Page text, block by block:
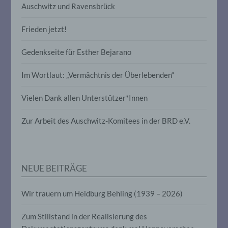
Auschwitz und Ravensbrück
Frieden jetzt!
Gedenkseite für Esther Bejarano
Im Wortlaut: „Vermächtnis der Überlebenden“
Vielen Dank allen Unterstützer*Innen
Zur Arbeit des Auschwitz-Komitees in der BRD e.V.
NEUE BEITRÄGE
Wir trauern um Heidburg Behling (1939 – 2026)
Zum Stillstand in der Realisierung des
Verarbeitung personenbezogener Daten,
personenbezogenen Daten verwendet
werden, um bestimmte persönliche
Person beziehen, zu bewerten,
Arbeitsleistung, wirtschaftlicher Lage,
Aufenthaltsort oder Ortswechsel dieser
f) Pseudonymisierung
Pseudonymisierung ist die Verarbeitung
auf welche die personenbezogenen Daten
ohne Hinzuziehung zusätzlicher